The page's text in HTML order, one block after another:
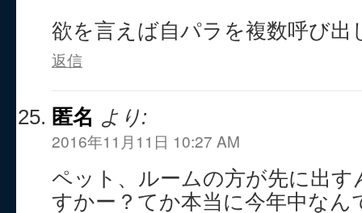
欲を言えば自パラを複数呼び出
返信
匿名 より:
2016年11月11日 10:27 AM
ペット、ルームの方が先に出
すかー？てか本当に今年中なん